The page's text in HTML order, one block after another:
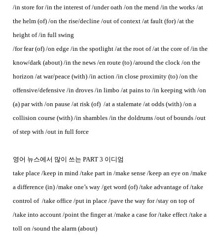
/in store for /in the interest of /under oath /on the mend /in the works /at
the helm (of) /on the rise/decline /out of context /at fault (for) /at the
height of /in full swing
/for fear (of) /on edge /in the spotlight /at the root of /at the core of /in the
know/dark (about) /in the news /en route (to) /around the clock /on the
horizon /at war/peace (with) /in action /in close proximity (to) /on the
offensive/defensive /in droves /in limbo /at pains to /in keeping with /on
(a) par with /on pause /at risk (of) /at a stalemate /at odds (with) /on a
collision course (with) /in shambles /in the doldrums /out of bounds /out
of step with /out in full force
영어 뉴스에서 많이 쓰는 PART 3 이디엄
take place /keep in mind /take part in /make sense /keep an eye on /make
a difference (in) /make one’s way /get word (of) /take advantage of /take
control of /take office /put in place /pave the way for /stay on top of
/take into account /point the finger at /make a case for /take effect /take a
toll on /sound the alarm (about)